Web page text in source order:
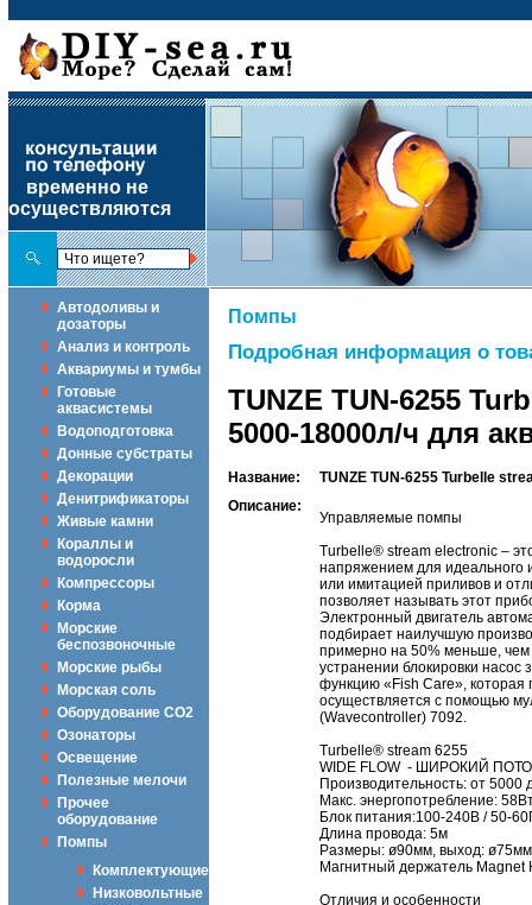
временно не
осуществляются
Автодоливы и
дозаторы
Анализ и контроль
Аквариумы и тумбы
Готовые
аквасистемы
Водоподготовка
Донные субстраты
Декорации
Денитрификаторы
Живые камни
Кораллы и
водоросли
Компрессоры
Корма
Морские
беспозвоночные
Морские рыбы
Морская соль
Оборудование CO2
Озонаторы
Освещение
Полезные мелочи
Прочее
оборудование
Помпы
Комплектующие
Низковольтные
Помпы
Подробная информация о
TUNZE TUN-6255
5000-18000л/ч для
Название:
TUNZE TUN-6255 Turbelle
Описание:
Управляемые помпы
Turbelle® stream electronic –
напряжением для идеального
или имитацией приливов и
позволяет называть этот
Электронный двигатель
подбирает наилучшую
примерно на 50% меньше, чем
устранении блокировки насос
функцию «Fish Care», которая
осуществляется с помощью
(Wavecontroller) 7092.
Turbelle® stream 6255
WIDE FLOW - ШИРОКИЙ
Производительность: от 5000
Макс. энергопотребление:
Блок питания:100-240В / 50-
Длина провода: 5м
Размеры: ø90мм, выход: ø75мм
Магнитный держатель
Отличия и особенности